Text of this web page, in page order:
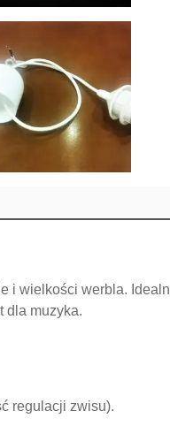
i wielkości werbla.
dla muzyka.
regulacji zwisu).